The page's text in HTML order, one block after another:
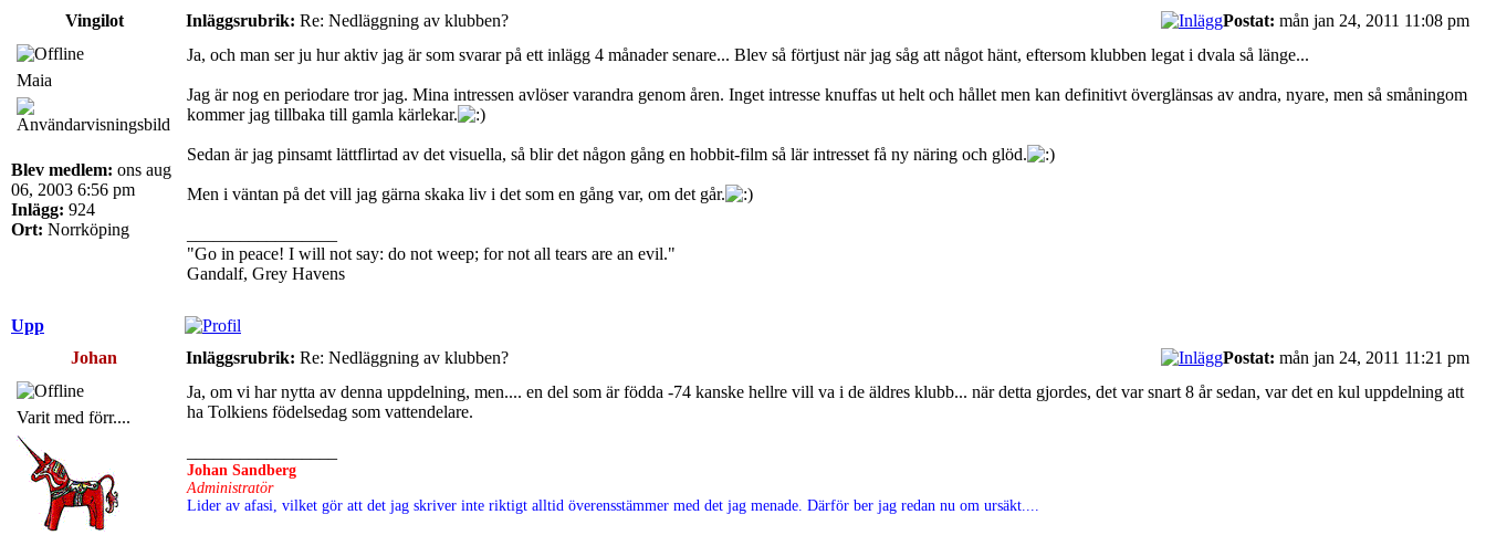
Vingilot
Inläggsrubrik: Re: Nedläggning av klubben? Postat: mån jan 24, 2011 11:08 pm
Maia
Blev medlem: ons aug
06, 2003 6:56 pm
Inlägg: 924
Ort: Norrköping
Ja, och man ser ju hur aktiv jag är som svarar på ett inlägg 4 månader senare... Blev så förtjust när jag såg att något hänt, eftersom klubben legat i dvala så länge...
Jag är nog en periodare tror jag. Mina intressen avlöser varandra genom åren. Inget intresse knuffas ut helt och hållet men kan definitivt överglänsas av andra, nyare, men så småningom
kommer jag tillbaka till gamla kärlekar.
Sedan är jag pinsamt lättflirtad av det visuella, så blir det någon gång en hobbit-film så lär intresset få ny näring och glöd.
Men i väntan på det vill jag gärna skaka liv i det som en gång var, om det går.
"Go in peace! I will not say: do not weep; for not all tears are an evil."
Gandalf, Grey Havens
Upp
Johan
Inläggsrubrik: Re: Nedläggning av klubben? Postat: mån jan 24, 2011 11:21 pm
Varit med förr....
Ja, om vi har nytta av denna uppdelning, men.... en del som är födda -74 kanske hellre vill va i de äldres klubb... när detta gjordes, det var snart 8 år sedan, var det en kul uppdelning att
ha Tolkiens födelsedag som vattendelare.
Johan Sandberg
Administratör
Lider av afasi, vilket gör att det jag skriver inte riktigt alltid överensstämmer med det jag menade. Därför ber jag redan nu om ursäkt....